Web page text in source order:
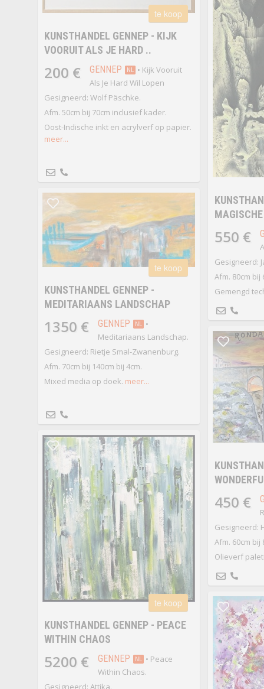
te koop
KUNSTHANDEL GENNEP - KIJK
VOORUIT ALS JE HARD ..
200 € GENNEP NL • Kijk Vooruit
Als Je Hard Wil Lopen
Gesigneerd: Wolf Päschke.
Afm. 50cm bij 70cm inclusief kader.
Oost-Indische inkt en acrylverf op papier.
meer...
550 €
Gesigneerd:
Afm. 80cm bij
Gemengd
te koop
KUNSTHANDEL GENNEP -
MEDITARIAANS LANDSCHAP
1350 € GENNEP NL •
Meditariaans Landschap.
Gesigneerd: Rietje Smal-Zwanenburg.
Afm. 70cm bij 140cm bij 4cm.
Mixed media op doek. meer...
450 €
Gesigneerd:
Afm. 60cm bij
Olieverf
te koop
KUNSTHANDEL GENNEP - PEACE
WITHIN CHAOS
5200 € GENNEP NL • Peace
Within Chaos.
Gesigneerd: Attika.